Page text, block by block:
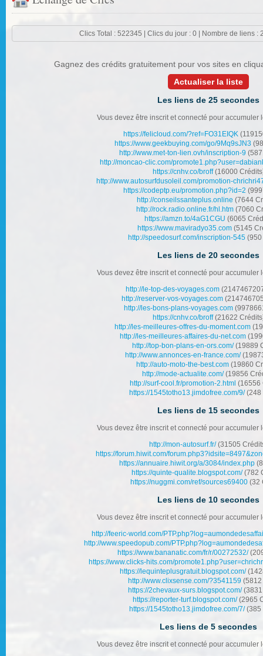
Clics Total : 522345 | Clics du jour : 0 | Nombre de liens :
Gagnez des crédits gratuitement pour vos sites en
Actualiser la liste
Les liens de 25 secondes
Vous devez être inscrit et connecté pour accumuler
https://felicloud.com/?ref=FO31EIQK
https://www.geekbuying.com/go/9Mq9sJN3
http://www.met-ton-lien.ovh/inscription-9
http://moncao-clic.com/
https://cnhv.co/broff(16000
http://www.autosurfdusoleil.com/promotion-
https://codeptp.eu/promotion.php?id=2
http://conseilssanteplus.online (7644
http://rock.radio.online.fr/hl.htm(7060
https://amzn.to/4aG1CGU (6065
https://www.maviradyo35.com (5145
http://speedosurf.com/inscription-545 (950
Les liens de 20 secondes
Vous devez être inscrit et connecté pour accumuler
http://le-top-des-voyages.com
http://reserver-vos-voyages.com
http://les-bons-plans-voyages.com
https://cnhv.co/broff(21622
http://les-meilleures-offres-du-moment.com
http://les-meilleures-affaires-du-net.com
http://top-bon-plans-en-ors.com/(19889
http://www.annonces-en-france.com/
http://auto-moto-the-best.com (19860
http://mode-actualite.com/(19856
http://surf-cool.fr/promotion-2.html (16556
https://1545totho13.jimdofree.com/9/(248
Les liens de 15 secondes
Vous devez être inscrit et connecté pour accumuler
http://mon-autosurf.fr/(31505
https://forum.hiwit.com/
https://annuaire.hiwit.org/a/3084/index.php
https://quinte-qualite.blogspot.com/(782
https://nuggmi.com/ref/sources69400(32
Les liens de 10 secondes
Vous devez être inscrit et connecté pour accumuler
http://feeric-world.com/
http://www.speedopub.com/
https://www.bananatic.com/fr/r/00272532/
https://www.clicks-hits.com/
https://lequinteplusgratuit.blogspot.com/
http://www.clixsense.com/?3541159
https://2chevaux-surs.blogspot.com/(3831
https://reporter-turf.blogspot.com/(2965
https://1545totho13.jimdofree.com/7/(385
Les liens de 5 secondes
Vous devez être inscrit et connecté pour accumuler